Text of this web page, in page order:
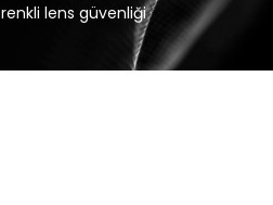
renkli lens güvenliği